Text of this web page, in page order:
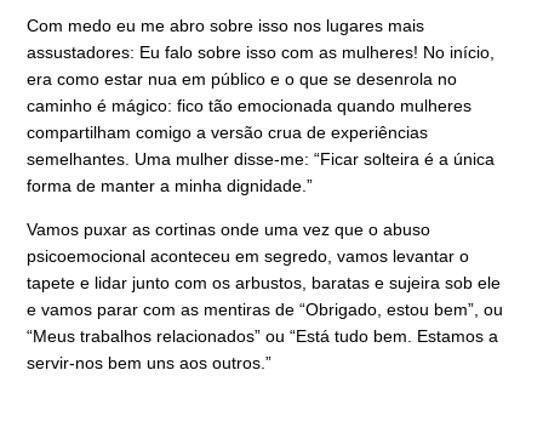
Com medo eu me abro sobre isso nos lugares mais
assustadores: Eu falo sobre isso com as mulheres! No início,
era como estar nua em público e o que se desenrola no
caminho é mágico: fico tão emocionada quando mulheres
compartilham comigo a versão crua de experiências
semelhantes. Uma mulher disse-me: “Ficar solteira é a única
forma de manter a minha dignidade.”
Vamos puxar as cortinas onde uma vez que o abuso
psicoemocional aconteceu em segredo, vamos levantar o
tapete e lidar junto com os arbustos, baratas e sujeira sob ele
e vamos parar com as mentiras de “Obrigado, estou bem”, ou
“Meus trabalhos relacionados” ou “Está tudo bem. Estamos a
servir-nos bem uns aos outros.”